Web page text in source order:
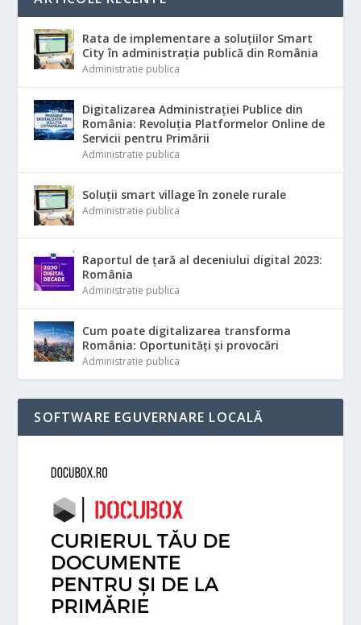
Rata de implementare a soluțiilor Smart
City în administrația publică din România
Administratie publica
Digitalizarea Administrației Publice din
România: Revoluția Platformelor Online de
Servicii pentru Primării
Administratie publica
Soluții smart village în zonele rurale
Administratie publica
Raportul de țară al deceniului digital 2023:
România
Administratie publica
Cum poate digitalizarea transforma
România: Oportunități și provocări
Administratie publica
SOFTWARE EGUVERNARE LOCALĂ